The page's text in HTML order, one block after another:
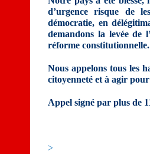
d’urgence risque de
démocratie, en
demandons la levée de
réforme constitutionnelle.
Nous appelons tous les
citoyenneté et à agir
Appel signé par plus de
>